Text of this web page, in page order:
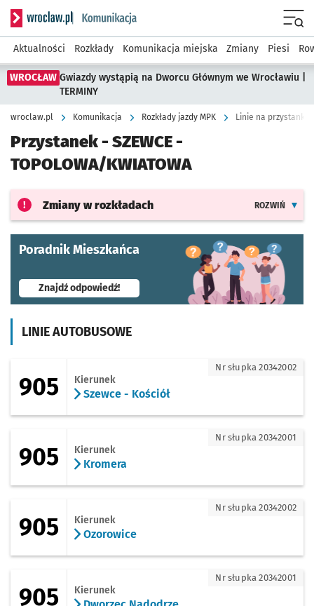
Serwis informacyjny wroclaw.pl podserwis: Komunikacja
Aktualności Rozkłady Komunikacja miejska Zmiany Piesi
WROCŁAW Gwiazdy wystąpią na Dworcu Głównym we Wrocławiu |
TERMINY
wroclaw.pl Komunikacja Rozkłady jazdy MPK Linie na przystanku
Przystanek - SZEWCE -
TOPOLOWA/KWIATOWA
Zmiany w rozkładach ROZWIŃ
Poradnik Mieszkańca
Znajdź odpowiedź!- otworzy się w nowej karcie
LINIE AUTOBUSOWE
905 - kierunek Szewce - Kościół
905 Kierunek
Szewce - Kościół
Nr słupka 20342002
905 Kierunek
Kromera
Nr słupka 20342001
905 Kierunek
Ozorowice
Nr słupka 20342002
905 - kierunek Dworzec Nadodrze
905 Kierunek
Nr słupka 20342001